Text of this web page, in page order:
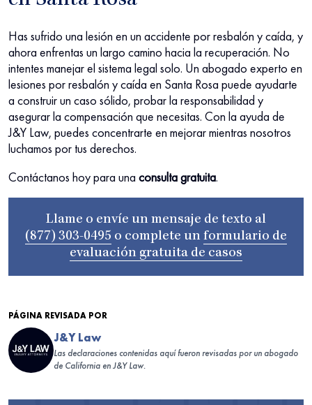
Has sufrido una lesión en un accidente por resbalón y caída, y
ahora enfrentas un largo camino hacia la recuperación. No
intentes manejar el sistema legal solo. Un abogado experto en
lesiones por resbalón y caída en Santa Rosa puede ayudarte
a construir un caso sólido, probar la responsabilidad y
asegurar la compensación que necesitas. Con la ayuda de
J&Y Law, puedes concentrarte en mejorar mientras nosotros
luchamos por tus derechos.
Contáctanos hoy para una consulta gratuita.
Llame o envíe un mensaje de texto al
(877) 303-0495 o complete un formulario de
evaluación gratuita de casos
PÁGINA REVISADA POR
J&Y Law
Las declaraciones contenidas aquí fueron revisadas por un abogado
de California en J&Y Law.